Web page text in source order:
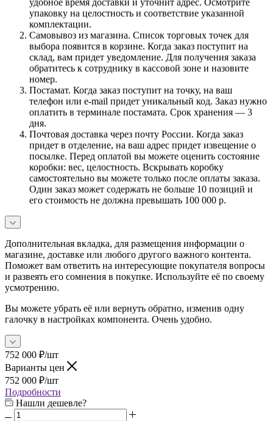
упаковку на целостность и соответствие указанной
комплектации.
Самовывоз из магазина. Список торговых точек для
выбора появится в корзине. Когда заказ поступит на
склад, вам придет уведомление. Для получения заказа
обратитесь к сотруднику в кассовой зоне и назовите
номер.
Постамат. Когда заказ поступит на точку, на ваш
телефон или e-mail придет уникальный код. Заказ нужно
оплатить в терминале постамата. Срок хранения — 3
дня.
Почтовая доставка через почту России. Когда заказ
придет в отделение, на ваш адрес придет извещение о
посылке. Перед оплатой вы можете оценить состояние
коробки: вес, целостность. Вскрывать коробку
самостоятельно вы можете только после оплаты заказа.
Один заказ может содержать не больше 10 позиций и
его стоимость не должна превышать 100 000 р.
Дополнительная вкладка, для размещения информации о
магазине, доставке или любого другого важного контента.
Поможет вам ответить на интересующие покупателя вопросы
и развеять его сомнения в покупке. Используйте её по своему
усмотрению.
Вы можете убрать её или вернуть обратно, изменив одну
галочку в настройках компонента. Очень удобно.
752 000 ₽/шт
Варианты цен
752 000 ₽/шт
Подробности
Нашли дешевле?